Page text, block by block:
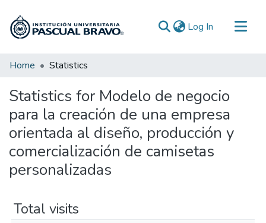
Log In (current)
Communities & Collections
Home Statistics
Statistics for Modelo de negocio
para la creación de una empresa
orientada al diseño, producción y
comercialización de camisetas
personalizadas
Total visits